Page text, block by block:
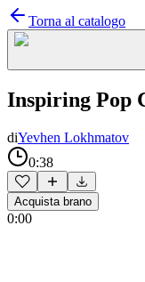
Torna al catalogo
Inspiring Pop
diYevhen Lokhmatov
0:38
Acquista brano
0:00